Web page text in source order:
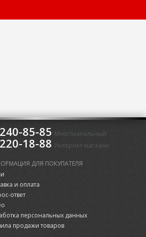
85-85 Многоканальный
18-88 Интернет-магазин
ДЛЯ ПОКУПАТЕЛЯ
и оплата
ответ
персональных данных
продажи товаров